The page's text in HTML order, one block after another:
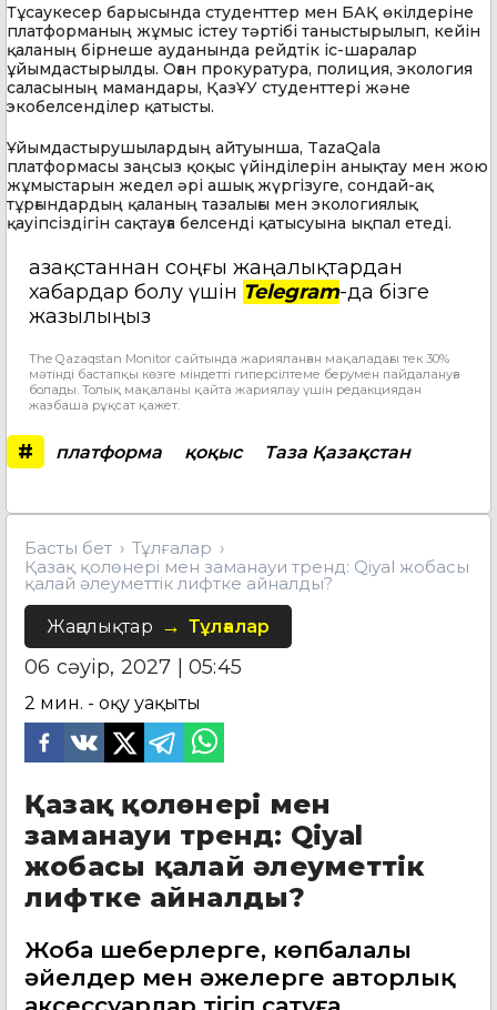
Тұсаукесер барысында студенттер мен БАҚ өкілдеріне
платформаның жұмыс істеу тәртібі таныстырылып, кейін
қаланың бірнеше ауданында рейдтік іс-шаралар
ұйымдастырылды. Оған прокуратура, полиция, экология
саласының мамандары, ҚазҰУ студенттері және
экобелсенділер қатысты.
Ұйымдастырушылардың айтуынша, TazaQala
платформасы заңсыз қоқыс үйінділерін анықтау мен жою
жұмыстарын жедел әрі ашық жүргізуге, сондай-ақ
тұрғындардың қаланың тазалығы мен экологиялық
қауіпсіздігін сақтауға белсенді қатысуына ықпал етеді.
Қазақстаннан соңғы жаңалықтардан
хабардар болу үшін Telegram-да бізге
жазылыңыз
The Qazaqstan Monitor сайтында жарияланған мақаладағы тек 30%
мәтінді бастапқы көзге міндетті гиперсілтеме берумен пайдалануға
болады. Толық мақаланы қайта жариялау үшін редакциядан
жазбаша рұқсат қажет.
# платформа қоқыс Таза Қазақстан
Басты бет
Тұлғалар
Қазақ қолөнері мен заманауи тренд: Qiyal жобасы
қалай әлеуметтік лифтке айналды?
Жаңалықтар Тұлғалар
06 сәуір, 2027 | 05:45
2 мин. - оқу уақыты
Қазақ қолөнері мен
заманауи тренд: Qiyal
жобасы қалай әлеуметтік
лифтке айналды?
Жоба шеберлерге, көпбалалы
әйелдер мен әжелерге авторлық